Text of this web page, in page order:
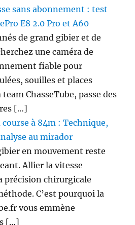
sans abonnement : test
E8 2.0 Pro et A60
de grand gibier et de
une caméra de
fiable pour
souilles et places
team ChasseTube, passe des
[…]
à 84m : Technique,
au mirador
en mouvement reste
Allier la vitesse
précision chirurgicale
C’est pourquoi la
vous emmène
[…]